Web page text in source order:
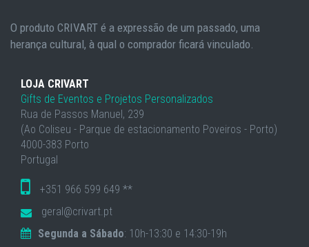
O produto CRIVART é a expressão de um passado, uma
herança cultural, à qual o comprador ficará vinculado.
LOJA CRIVART
Gifts de Eventos e Projetos Personalizados
Rua de Passos Manuel, 239
(Ao Coliseu - Parque de estacionamento Poveiros - Porto)
4000-383 Porto
Portugal
+351 966 599 649 **
geral@crivart.pt
Segunda a Sábado: 10h-13:30 e 14:30-19h